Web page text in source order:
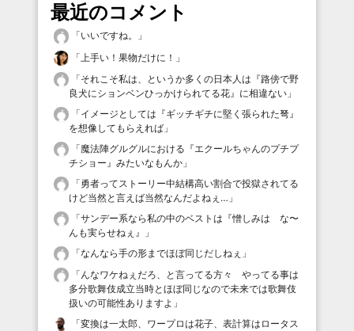
最近のコメント
「いいですね。
」
「 上手い！果物だけに！ 」
「それこそ私は、というか多くの日本人は『路傍で野
良犬にションベンひっかけられてる花』に相違ない 」
「イメージとしては『ギッチギチに堅く張られた弩』
を想像してもらえれば 」
「魔法陣グルグルにおける『エクールちゃんのプチプ
チショー』みたいなもんか 」
「勇者ってストーリー中結構高い割合で投獄されてる
けど当然と言えば当然なんだよねぇ… 」
「サンデー系なら私の中のベストは『憎しみは な〜
んも実らせねぇ』
」
「なんなら手の形までほぼ同じだしねぇ 」
「んなワケねぇだろ、と言ってる方々 やってる事は
多分歌舞伎成立当時とほぼ同じなので未来では歌舞伎
扱いの可能性ありますよ 」
「変換は一太郎、ワープロは花子、表計算はロータス